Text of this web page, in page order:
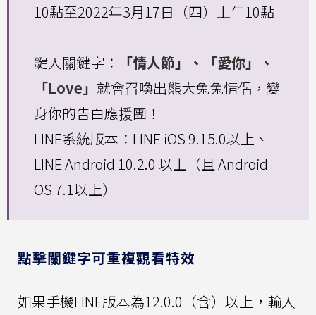
10點至2022年3月17日（四）上午10點
鍵入關鍵字：
「情人節」、「愛你」、
「Love」 就會召喚出熊大兔兔情侶，變
身你的告白應援團！
LINE系統版本：LINE iOS 9.15.0以上、
LINE Android 10.2.0 以上（且 Android
OS 7.1以上）
點擊關鍵字可重複觀看特效
如果手機LINE版本為12.0.0（含）以上，輸入